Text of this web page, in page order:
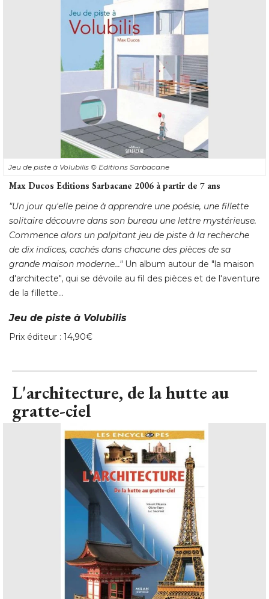
Jeu de piste à Volubilis © Editions Sarbacane
Max Ducos Editions Sarbacane 2006 à partir de 7 ans
"Un jour qu'elle peine à apprendre une poésie, une fillette
solitaire découvre dans son bureau une lettre mystérieuse.
Commence alors un palpitant jeu de piste à la recherche
de dix indices, cachés dans chacune des pièces de sa
grande maison moderne..." Un album autour de "la maison
d'architecte", qui se dévoile au fil des pièces et de l'aventure
de la fillette...
Jeu de piste à Volubilis
Prix éditeur : 14,90€
L'architecture, de la hutte au
gratte-ciel